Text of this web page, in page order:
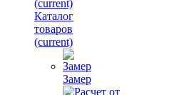
(current)
Каталог
товаров
(current)
Замер